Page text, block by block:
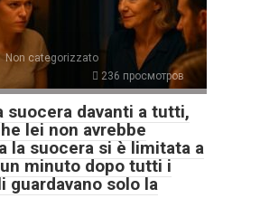
Non categorizzato
236 просмотров
suocera davanti a tutti,
lei non avrebbe
la suocera si è limitata a
minuto dopo tutti i
guardavano solo la